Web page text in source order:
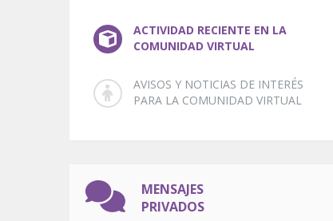
ACTIVIDAD RECIENTE EN LA
COMUNIDAD VIRTUAL
AVISOS Y NOTICIAS DE INTERÉS
PARA LA COMUNIDAD VIRTUAL
MENSAJES
PRIVADOS